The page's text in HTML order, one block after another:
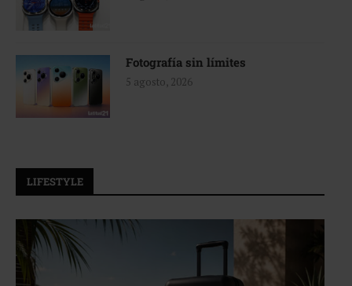
Fotografía sin límites
5 agosto, 2026
LIFESTYLE